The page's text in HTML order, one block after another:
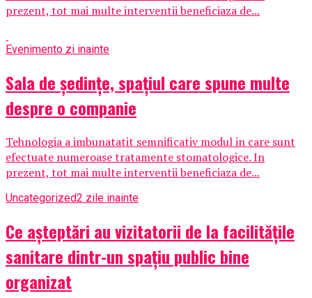
prezent, tot mai multe interventii beneficiaza de...
Evenimento zi inainte
Sala de ședințe, spațiul care spune multe
despre o companie
Tehnologia a imbunatatit semnificativ modul in care sunt
efectuate numeroase tratamente stomatologice. In
prezent, tot mai multe interventii beneficiaza de...
Uncategorized2 zile inainte
Ce așteptări au vizitatorii de la facilitățile
sanitare dintr-un spațiu public bine
organizat